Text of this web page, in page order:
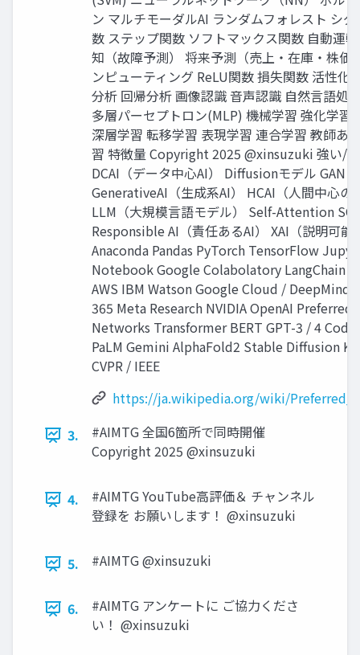
ン マルチモーダルAI ランダムフォレスト シ
数 ステップ関数 ソフトマックス関数 自動運
知（故障予測） 将来予測（売上・在庫・株価
ンピューティング ReLU関数 損失関数 活性化
分析 回帰分析 画像認識 音声認識 自然言語処
多層パーセプトロン(MLP) 機械学習 強化学習
深層学習 転移学習 表現学習 連合学習 教師あ
習 特徴量 Copyright 2025 @xinsuzuki 強い/
DCAI（データ中心AI） Diffusionモデル GAN
GenerativeAI（生成系AI） HCAI（人間中心の
LLM（大規模言語モデル） Self-Attention
Responsible AI（責任あるAI） XAI（説明可能
Anaconda Pandas PyTorch TensorFlow
Notebook Google Colabolatory LangChain
AWS IBM Watson Google Cloud / DeepMind
365 Meta Research NVIDIA OpenAI Preferred
Networks Transformer BERT GPT-3 / 4
PaLM Gemini AlphaFold2 Stable Diffusion
CVPR / IEEE
https://ja.wikipedia.org/wiki/
3.
#AIMTG 全国6箇所で同時開催
Copyright 2025 @xinsuzuki
4.
#AIMTG YouTube高評価＆ チャンネル
登録を お願いします！ @xinsuzuki
5. #AIMTG @xinsuzuki
6.
#AIMTG アンケートに ご協力くださ
い！ @xinsuzuki